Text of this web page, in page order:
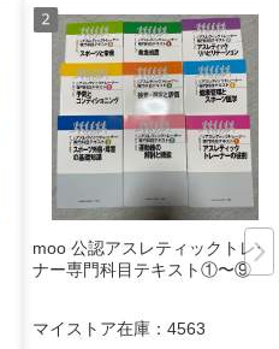
moo 公認アスレティックトレー
ナー専門科目テキスト①〜⑨
マイストア在庫： 4563